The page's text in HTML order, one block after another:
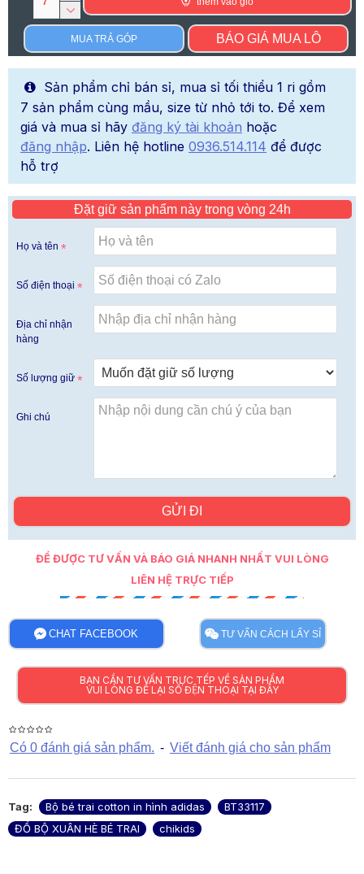
Có 0 đánh giá sản phẩm. - Viết đánh giá cho sản phẩm
MUA TRẢ GÓP BÁO GIÁ MUA LÔ
Sản phẩm chỉ bán sỉ, mua sỉ tối thiểu 1 ri gồm
7 sản phẩm cùng mầu, size từ nhỏ tới to. Để xem
giá và mua sỉ hãy đăng ký tài khoản hoặc
đăng nhập. Liên hệ hotline 0936.514.114 để được
hỗ trợ
ĐỂ ĐƯỢC TƯ VẤN VÀ BÁO GIÁ NHANH NHẤT VUI LÒNG
LIÊN HỆ TRỰC TIẾP
CHAT FACEBOOK TƯ VẤN CÁCH LẤY SỈ
BẠN CẦN TƯ VẤN TRỰC TẾP VỀ SẢN PHẨM
VUI LÒNG ĐỂ LẠI SỐ ĐỆN THOẠI TẠI ĐÂY
Đặt giữ sản phẩm này trong vòng 24h
Họ và tên
Số điện thoại
Địa chỉ nhận
hàng
Số lượng giữ
Ghi chú
GỬI ĐI
Tag: Bộ bé trai cotton in hình adidas
BT33117
ĐỒ BỘ XUÂN HÈ BÉ TRAI
chikids